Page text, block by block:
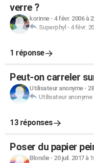
verre ?
korinne- 4 févr. 2006 à
Superphyl - 4 févr.
1 réponse
Peut-on carreler
Utilisateur anonyme-
Utilisateur anonyme
13 réponses
Poser du papier
Blondie- 20 juil. 2017 à